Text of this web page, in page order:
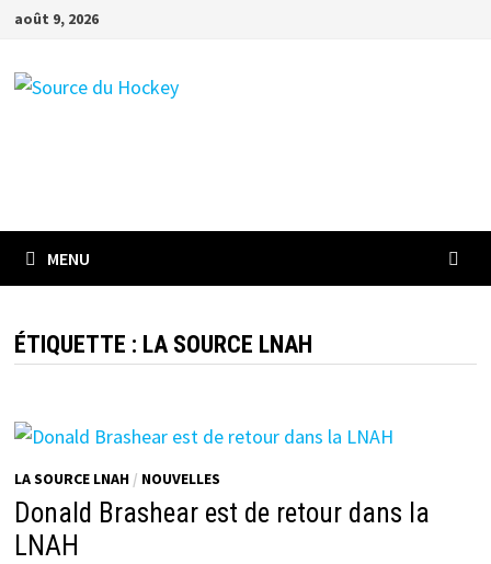
Passer
contenu
août 9, 2026
MENU
ÉTIQUETTE : LA SOURCE LNAH
LA SOURCE LNAH/ NOUVELLES
Donald Brashear est de retour dans la
LNAH